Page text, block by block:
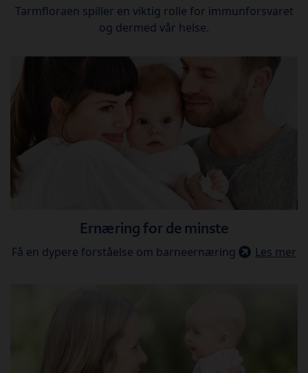
Tarmfloraen spiller en viktig rolle for immunforsvaret
og dermed vår helse.
Ernæring for de minste
Få en dypere forståelse om barneernæring Les mer